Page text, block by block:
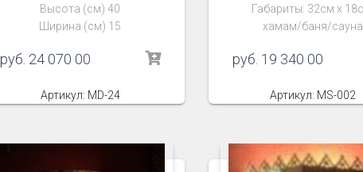
Высота (см) 40
Ширина (см) 15
руб. 24 070 00
Артикул: MD-24
Габариты: 32см х
хамам/баня/сауна
руб. 19 340 00
Артикул: MS-002